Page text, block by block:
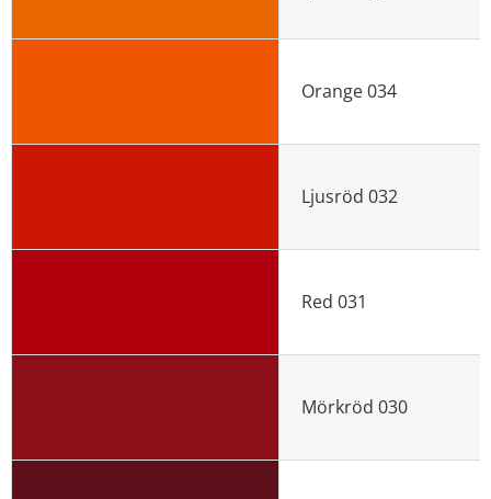
Orange 034
Ljusröd 032
Red 031
Mörkröd 030